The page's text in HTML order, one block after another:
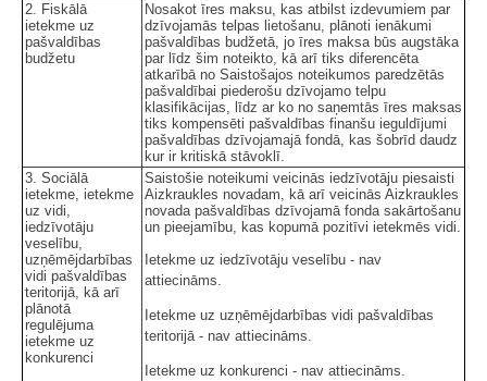
2. Fiskālā
ietekme uz
pašvaldības
budžetu
Nosakot īres maksu, kas atbilst izdevumiem par
dzīvojamās telpas lietošanu, plānoti ienākumi
pašvaldības budžetā, jo īres maksa būs augstāka
par līdz šim noteikto, kā arī tiks diferencēta
atkarībā no Saistošajos noteikumos paredzētās
pašvaldībai piederošu dzīvojamo telpu
klasifikācijas, līdz ar ko no saņemtās īres maksas
tiks kompensēti pašvaldības finanšu ieguldījumi
pašvaldības dzīvojamajā fondā, kas šobrīd daudz
kur ir kritiskā stāvoklī.
3. Sociālā
ietekme, ietekme
uz vidi,
iedzīvotāju
veselību,
uzņēmējdarbības
vidi pašvaldības
teritorijā, kā arī
plānotā
regulējuma
ietekme uz
konkurenci
Saistošie noteikumi veicinās iedzīvotāju piesaisti
Aizkraukles novadam, kā arī veicinās Aizkraukles
novada pašvaldības dzīvojamā fonda sakārtošanu
un pieejamību, kas kopumā pozitīvi ietekmēs vidi.
Ietekme uz iedzīvotāju veselību - nav
attiecināms.
Ietekme uz uzņēmējdarbības vidi pašvaldības
teritorijā - nav attiecināms.
Ietekme uz konkurenci - nav attiecināms.